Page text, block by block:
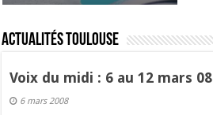
Actualités Toulouse
Voix du midi : 6 au 12 mars 08
6 mars 2008